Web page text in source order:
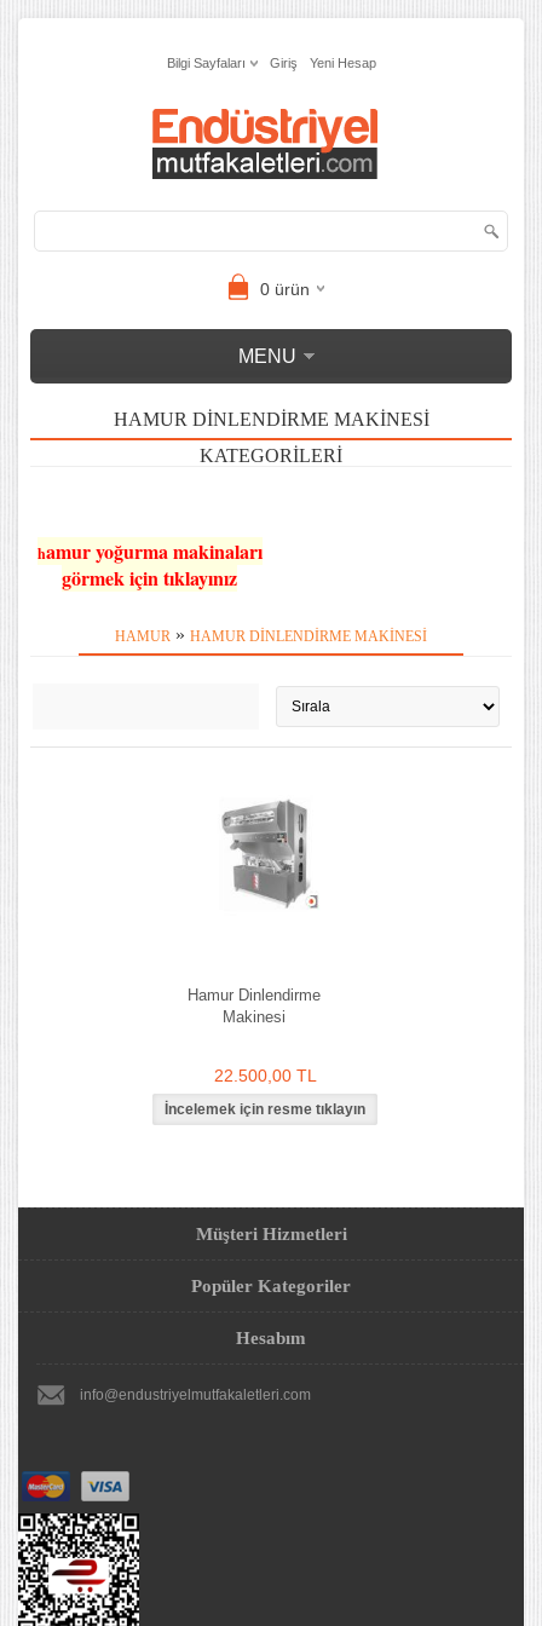
Bilgi Sayfaları Giriş Yeni Hesap
0ürün
MENU
HAMUR DINLENDIRME MAKINESI
KATEGORILERI
hamur yoğurma makinaları
görmek için tıklayınız
HAMUR » HAMUR DINLENDIRME MAKINESI
Hamur Dinlendirme
Makinesi
22.500,00 TL
Müşteri Hizmetleri
Popüler Kategoriler
Hesabım
info@endustriyelmutfakaletleri.com